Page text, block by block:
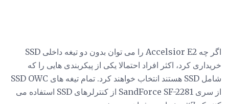
اگر چه Accelsior E2 را می توان بدون دو تیغه داخلی SSD
خریداری کرد، اکثر افراد احتمالا یکی از پیکربندی هایی را که
شامل SSD هستند انتخاب خواهند کرد. تمام تیغه های SSD OWC
از سری SandForce SF-2281 از کنترلرهای SSD استفاده می